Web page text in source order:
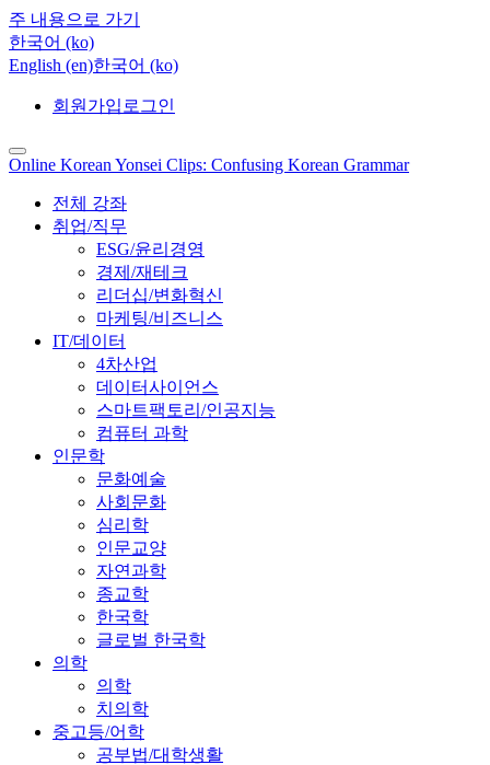
주 내용으로 가기
한국어 ‎(ko)‎
English ‎(en)‎한국어 ‎(ko)‎
회원가입 로그인
Online Korean Yonsei Clips: Confusing Korean Grammar
전체 강좌
취업/직무
ESG/윤리경영
경제/재테크
리더십/변화혁신
마케팅/비즈니스
IT/데이터
4차산업
데이터사이언스
스마트팩토리/인공지능
컴퓨터 과학
인문학
문화예술
사회문화
심리학
인문교양
자연과학
종교학
한국학
글로벌 한국학
의학
의학
치의학
중고등/어학
공부법/대학생활